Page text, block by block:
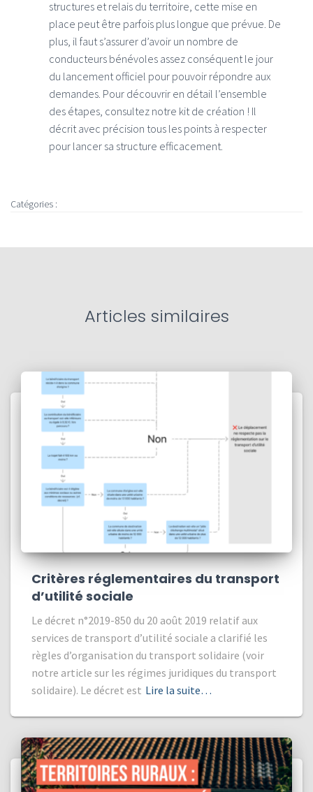
structures et relais du territoire, cette mise en
place peut être parfois plus longue que prévue. De
plus, il faut s’assurer d’avoir un nombre de
conducteurs bénévoles assez conséquent le jour
du lancement officiel pour pouvoir répondre aux
demandes. Pour découvrir en détail l’ensemble
des étapes, consultez notre kit de création ! Il
décrit avec précision tous les points à respecter
pour lancer sa structure efficacement.
Catégories :
Articles similaires
Critères réglementaires du transport
d’utilité sociale
Le décret n°2019-850 du 20 août 2019 relatif aux
services de transport d’utilité sociale a clarifié les
règles d’organisation du transport solidaire (voir
notre article sur les régimes juridiques du transport
solidaire). Le décret est Lire la suite…